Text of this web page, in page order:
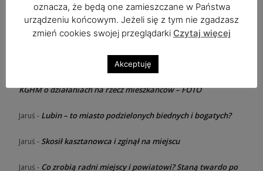
1 2
KGHM o działaniach na rzecz mieszkańców – FOTO
Jaruś - Lubin – to miasto podzielonych biednych i bogatych?
Jaruś - Skosił kasztanowca i zginął na miejscu
Jaruś - Co zrobią radni miejscy i powiatowi? Staną twardo po
oznacza, że będą one zamieszczane w Państwa
urządzeniu końcowym. Jeżeli się z tym nie zgadzasz
zmień cookies swojej przeglądarki Czytaj więcej
Akceptuję